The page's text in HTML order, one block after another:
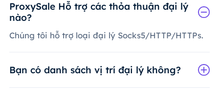
ProxySale Hỗ trợ các thỏa thuận đại lý
nào?
Chúng tôi hỗ trợ loại đại lý Socks5/HTTP/HTTPs.
Bạn có danh sách vị trí đại lý không?